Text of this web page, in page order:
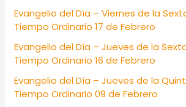
r
:
Evangelio del Día – Viernes de la
Tiempo Ordinario 17 de Febrero
Evangelio del Día – Jueves de la
Tiempo Ordinario 16 de Febrero
Evangelio del Día – Jueves de la
Tiempo Ordinario 09 de Febrero